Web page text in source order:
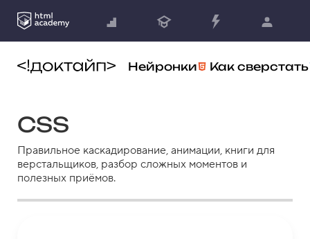
Нейронки Как сверстать
CSS
Правильное каскадирование, анимации, книги для
верстальщиков, разбор сложных моментов и
полезных приёмов.